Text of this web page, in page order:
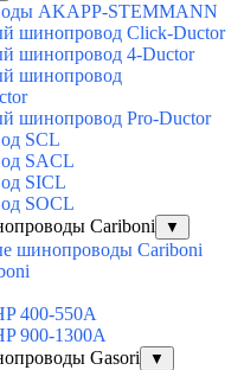
AKAPP-STEMMANN
шинопровод Click-Ductor
шинопровод 4-Ductor
шинопровод
шинопровод Pro-Ductor
SCL
SACL
SICL
SOCL
Cariboni
▼
шинопроводы Cariboni
400-550A
900-1300A
Gasori
▼